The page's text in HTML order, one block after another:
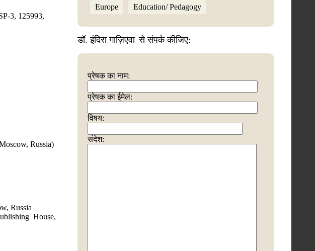
3, 125993,
Europe Education/ Pedagogy
डॉ. इंदिरा गाज़िएवा से संपर्क कीजिए:
प्रेषक का नाम:
प्रेषक का ईमेल:
विषय:
संदेश:
Russia)
Russia
House,